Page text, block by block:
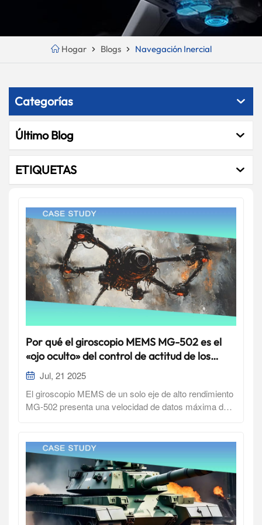
Hogar Blogs Navegación Inercial
Categorías
Último Blog
ETIQUETAS
Por qué el giroscopio MEMS MG-502 es el
«ojo oculto» del control de actitud de los
drones
Jul, 21 2025
El giroscopio MEMS de un solo eje de alto rendimiento
MG-502 presenta una velocidad de datos máxima de
estabilización de cardán de drones, control de actitud y
sistemas de navegación inercial. En los sistemas de
drones modernos, la estabilidad de la actitud de vuelo
es fundamental para la seguridad de la operación y la
ejecución de misiones. Ya sea frente a flujos de aire
turbulentos, cambios repentinos de carga o maniobras
agresivas, la aeronave está constantemente sometida